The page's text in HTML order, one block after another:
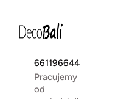
661196644
Pracujemy
od